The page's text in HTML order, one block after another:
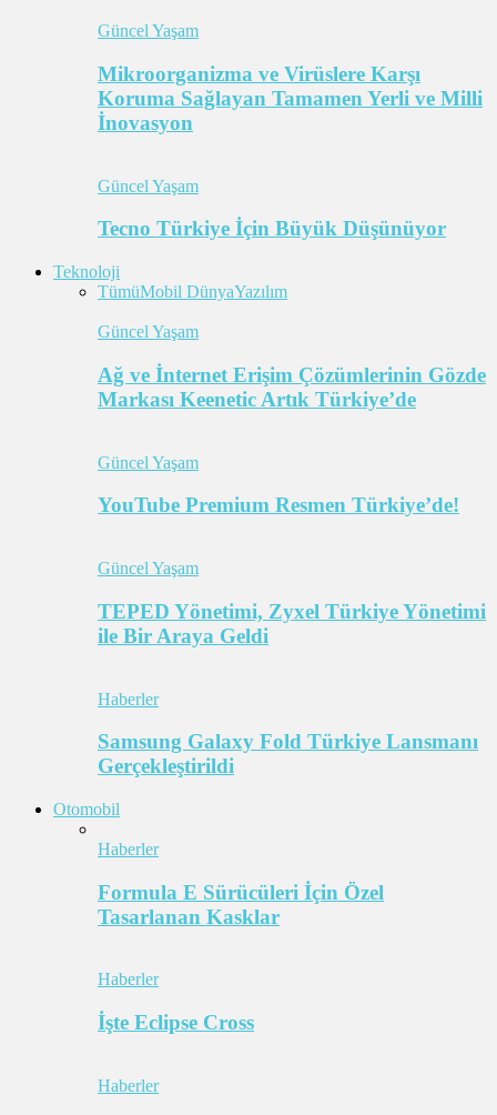
Güncel Yaşam
Mikroorganizma ve Virüslere Karşı
Koruma Sağlayan Tamamen Yerli ve Milli
İnovasyon
Güncel Yaşam
Tecno Türkiye İçin Büyük Düşünüyor
Teknoloji
TümüMobil DünyaYazılım
Güncel Yaşam
Ağ ve İnternet Erişim Çözümlerinin Gözde
Markası Keenetic Artık Türkiye’de
Güncel Yaşam
YouTube Premium Resmen Türkiye’de!
Güncel Yaşam
TEPED Yönetimi, Zyxel Türkiye Yönetimi
ile Bir Araya Geldi
Haberler
Samsung Galaxy Fold Türkiye Lansmanı
Gerçekleştirildi
Otomobil
Haberler
Formula E Sürücüleri İçin Özel
Tasarlanan Kasklar
Haberler
İşte Eclipse Cross
Haberler